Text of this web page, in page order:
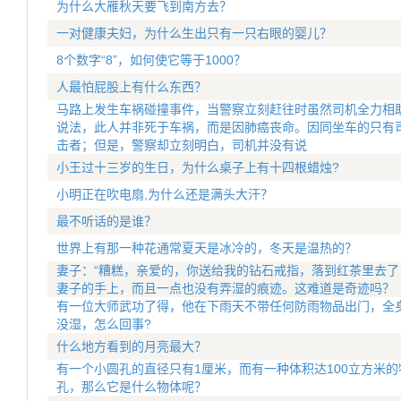
为什么大雁秋天要飞到南方去？
一对健康夫妇，为什么生出只有一只右眼的婴儿？
8个数字“8”，如何使它等于1000？
人最怕屁股上有什么东西？
马路上发生车祸碰撞事件，当警察立刻赶往时虽然司机全力相
说法，此人并非死于车祸，而是因肺癌丧命。因同坐车的只有
击者；但是，警察却立刻明白，司机并没有说
小王过十三岁的生日，为什么桌子上有十四根蜡烛?
小明正在吹电扇,为什么还是满头大汗？
最不听话的是谁？
世界上有那一种花通常夏天是冰冷的，冬天是温热的？
妻子：“糟糕，亲爱的，你送给我的钻石戒指，落到红茶里去
妻子的手上，而且一点也没有弄湿的痕迹。这难道是奇迹吗？
有一位大师武功了得，他在下雨天不带任何防雨物品出门，全
没湿，怎么回事?
什么地方看到的月亮最大？
有一个小圆孔的直径只有1厘米，而有一种体积达100立方米
孔，那么它是什么物体呢？